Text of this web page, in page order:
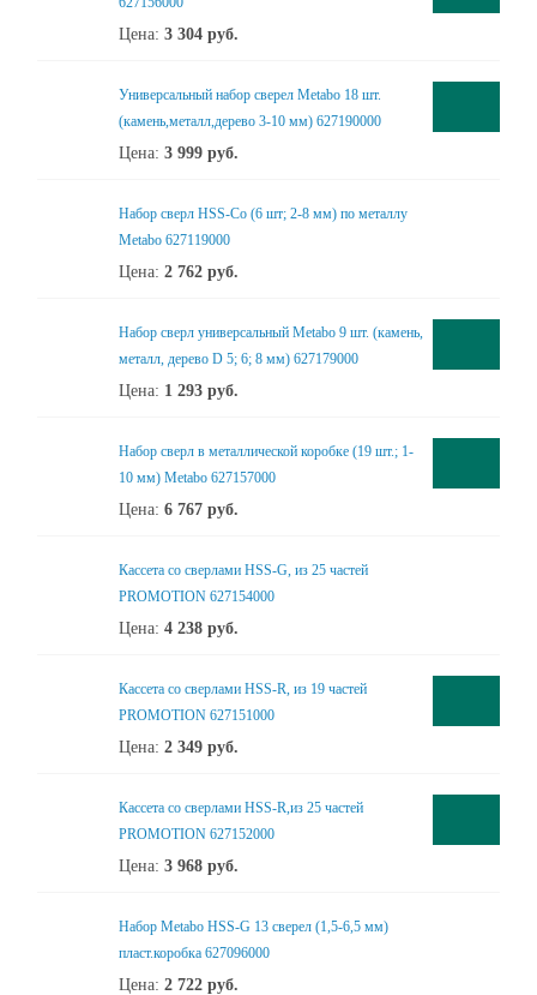
Цена: 3 304 руб.
Универсальный набор сверел Metabo 18 шт.
(камень,металл,дерево 3-10 мм) 627190000
Цена: 3 999 руб.
Набор сверл HSS-Co (6 шт; 2-8 мм) по металлу
Metabo 627119000
Цена: 2 762 руб.
Набор сверл универсальный Metabo 9 шт. (камень,
металл, дерево D 5; 6; 8 мм) 627179000
Цена: 1 293 руб.
Набор сверл в металлической коробке (19 шт.; 1-
10 мм) Metabo 627157000
Цена: 6 767 руб.
Кассета со сверлами HSS-G, из 25 частей
PROMOTION 627154000
Цена: 4 238 руб.
Кассета со сверлами HSS-R, из 19 частей
PROMOTION 627151000
Цена: 2 349 руб.
Кассета со сверлами HSS-R,из 25 частей
PROMOTION 627152000
Цена: 3 968 руб.
Набор Metabo HSS-G 13 сверел (1,5-6,5 мм)
пласт.коробка 627096000
Цена: 2 722 руб.